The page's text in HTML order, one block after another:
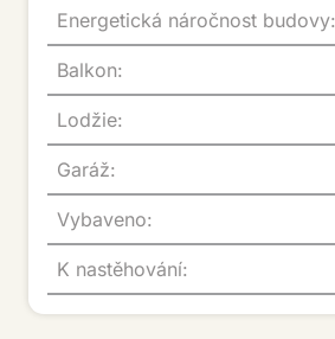
Energetická náročnost budovy:
Balkon:
Lodžie:
Garáž:
Vybaveno:
K nastěhování: